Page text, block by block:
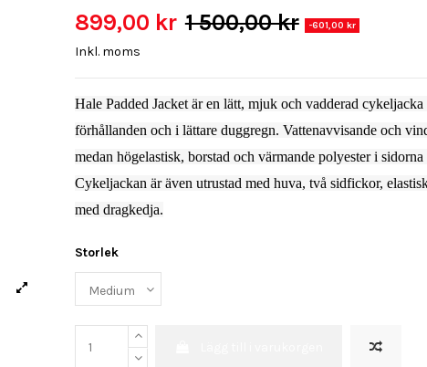
899,00 kr 1 500,00 kr -601,00 kr
Inkl. moms
Hale Padded Jacket är en lätt, mjuk och vadderad
förhållanden och i lättare duggregn. Vattenavvisande och
medan högelastisk, borstad och värmande polyester i
Cykeljackan är även utrustad med huva, två sidfickor,
med dragkedja.
Storlek